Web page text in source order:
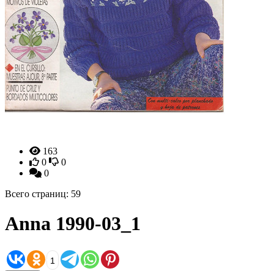
163
0
0
0
Всего страниц: 59
Anna 1990-03_1
1